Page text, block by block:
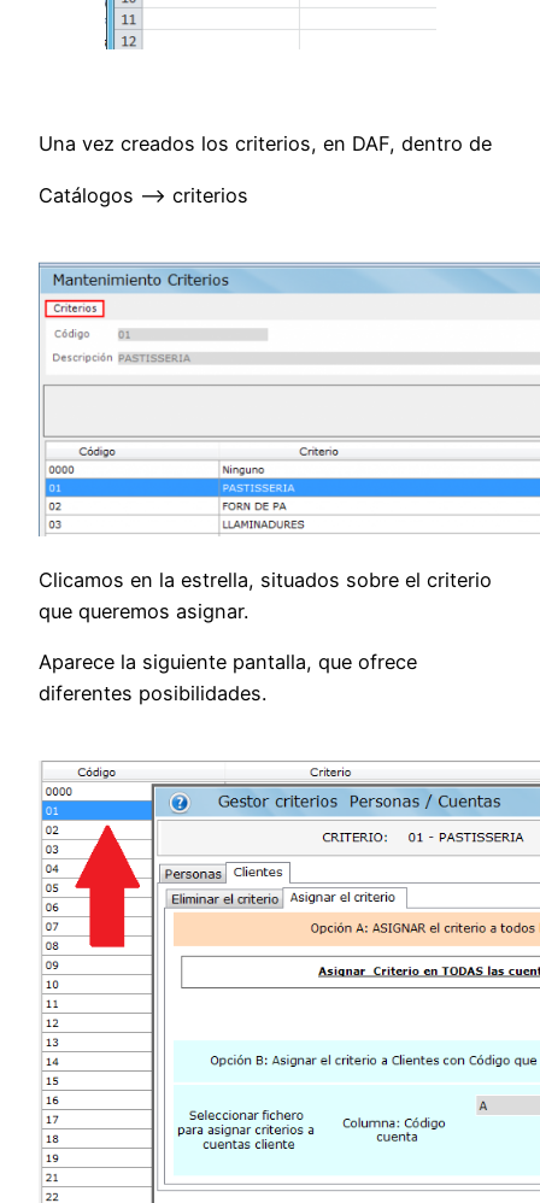
Una vez creados los criterios, en DAF, dentro de
Catálogos –> criterios
Clicamos en la estrella, situados sobre el criterio
que queremos asignar.
Aparece la siguiente pantalla, que ofrece
diferentes posibilidades.